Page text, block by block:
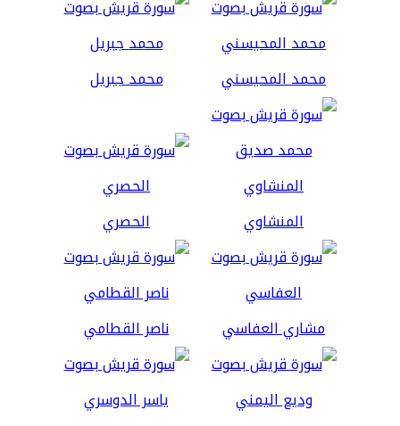
محمد المحيسني محمد جبريل
المنشاوي الحصري
مشاري العفاسي ناصر القطامي